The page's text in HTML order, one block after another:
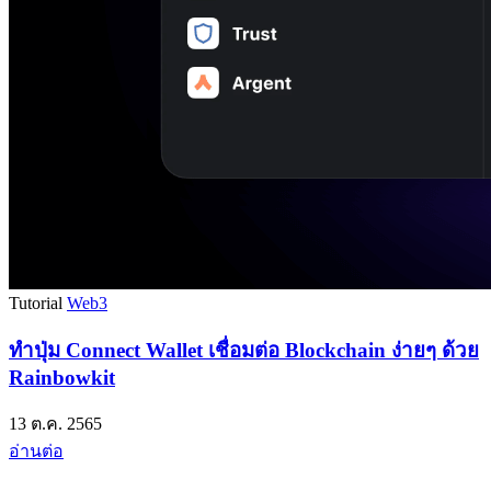
Tutorial Web3
ทำปุ่ม Connect Wallet เชื่อมต่อ Blockchain ง่ายๆ ด้วย
Rainbowkit
13 ต.ค. 2565
อ่านต่อ